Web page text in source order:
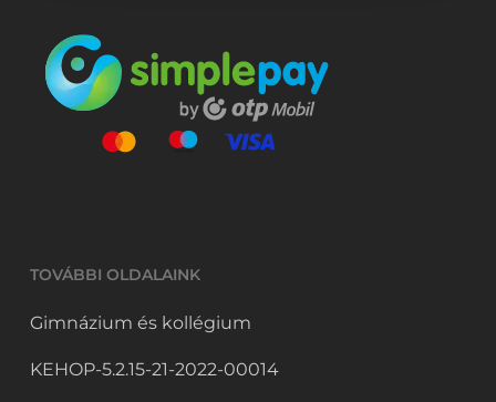
TOVÁBBI OLDALAINK
Gimnázium és kollégium
KEHOP-5.2.15-21-2022-00014